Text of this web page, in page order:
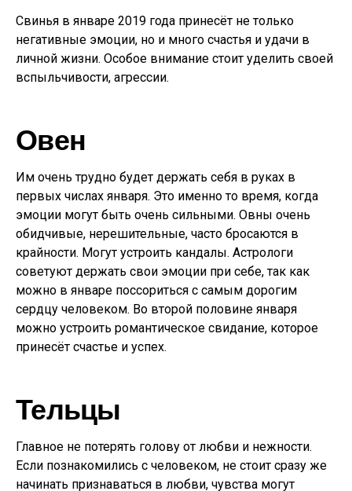
Свинья в январе 2019 года принесёт не только
негативные эмоции, но и много счастья и удачи в
личной жизни. Особое внимание стоит уделить своей
вспыльчивости, агрессии.
Овен
Им очень трудно будет держать себя в руках в
первых числах января. Это именно то время, когда
эмоции могут быть очень сильными. Овны очень
обидчивые, нерешительные, часто бросаются в
крайности. Могут устроить кандалы. Астрологи
советуют держать свои эмоции при себе, так как
можно в январе поссориться с самым дорогим
сердцу человеком. Во второй половине января
можно устроить романтическое свидание, которое
принесёт счастье и успех.
Тельцы
Главное не потерять голову от любви и нежности.
Если познакомились с человеком, не стоит сразу же
начинать признаваться в любви, чувства могут